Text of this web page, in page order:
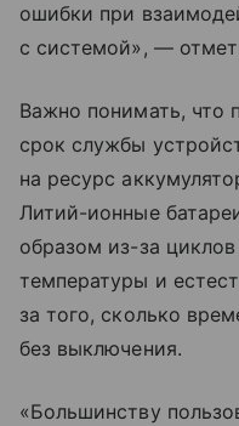
ошибки при
с системой», —
Важно понимать, что
срок службы
на ресурс
Литий-ионные
образом из-за
температуры и
за того, сколько
без выключения.
«Большинству